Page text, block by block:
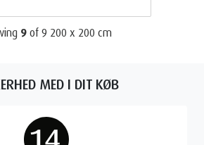
9 of 9 200 x 200 cm
MED I DIT KØB